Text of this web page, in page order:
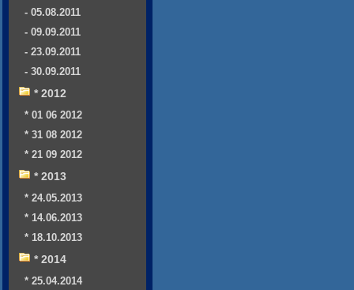
- 05.08.2011
- 09.09.2011
- 23.09.2011
- 30.09.2011
* 2012
* 01 06 2012
* 31 08 2012
* 21 09 2012
* 2013
* 24.05.2013
* 14.06.2013
* 18.10.2013
* 2014
* 25.04.2014